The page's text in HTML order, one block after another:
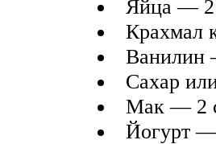
Яйца —
Крахмал
Ванилин
Сахар
Мак — 2
Йогурт